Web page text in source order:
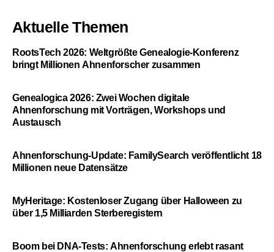
Aktuelle Themen
RootsTech 2026: Weltgrößte Genealogie-Konferenz
bringt Millionen Ahnenforscher zusammen
Genealogica 2026: Zwei Wochen digitale
Ahnenforschung mit Vorträgen, Workshops und
Austausch
Ahnenforschung-Update: FamilySearch veröffentlicht 18
Millionen neue Datensätze
MyHeritage: Kostenloser Zugang über Halloween zu
über 1,5 Milliarden Sterberegistern
Boom bei DNA-Tests: Ahnenforschung erlebt rasant